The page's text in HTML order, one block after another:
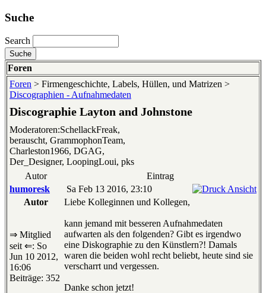
Suche
Search
Foren
Foren > Firmengeschichte, Labels, Hüllen, und Matrizen >
Discographien - Aufnahmedaten
Discographie Layton and Johnstone
Moderatoren:SchellackFreak,
berauscht, GrammophonTeam,
Charleston1966, DGAG,
Der_Designer, LoopingLoui, pks
Autor
Eintrag
humoresk
Sa Feb 13 2016, 23:10
Autor
⇒ Mitglied
seit ⇐: So
Jun 10 2012,
16:06
Beiträge: 352
Liebe Kolleginnen und Kollegen,
kann jemand mit besseren Aufnahmedaten
aufwarten als den folgenden? Gibt es irgendwo
eine Diskographie zu den Künstlern?! Damals
waren die beiden wohl recht beliebt, heute sind sie
verscharrt und vergessen.
Danke schon jetzt!